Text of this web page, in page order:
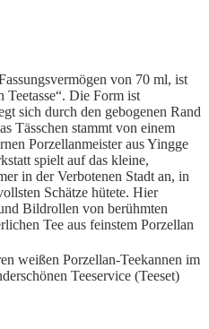
von 70 ml, ist
Teetasse“. Die Form ist
sich durch den gebogenen Rand
Tässchen stammt von einem
Porzellanmeister aus Yingge
spielt auf das kleine,
in der Verbotenen Stadt an, in
Schätze hütete. Hier
Bildrollen von berühmten
Tee aus feinstem Porzellan
weißen Porzellan-Teekannen im
Teeservice (Teeset)